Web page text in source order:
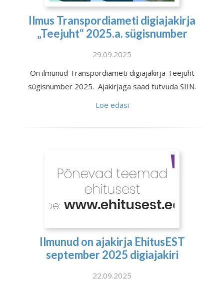
Ilmus Transpordiameti digiajakirja
„Teejuht“ 2025.a. sügisnumber
29.09.2025
On ilmunud Transpordiameti digiajakirja Teejuht
sügisnumber 2025. Ajakirjaga saad tutvuda SIIN.
Loe edasi
Ilmunud on ajakirja EhitusEST
september 2025 digiajakiri
22.09.2025